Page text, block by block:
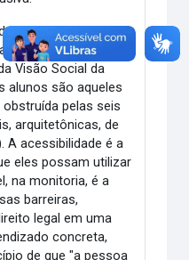
que o grande
pessoa, mas no
Visão Social da
alunos são aqueles
pelas seis
arquitetônicas, de
A acessibilidade é a
eles possam utilizar
na monitoria, é a
barreiras,
legal em uma
concreta,
de que "a pessoa